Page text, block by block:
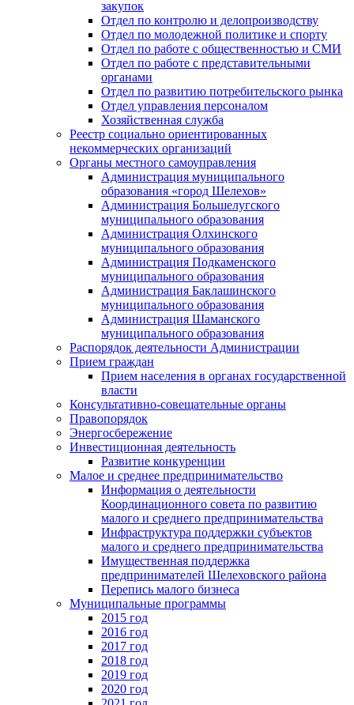
закупок
Отдел по контролю и делопроизводству
Отдел по молодежной политике и спорту
Отдел по работе с общественностью и СМИ
Отдел по работе с представительными
органами
Отдел по развитию потребительского рынка
Отдел управления персоналом
Хозяйственная служба
Реестр социально ориентированных
некоммерческих организаций
Органы местного самоуправления
Администрация муниципального
образования «город Шелехов»
Администрация Большелугского
муниципального образования
Администрация Олхинского
муниципального образования
Администрация Подкаменского
муниципального образования
Администрация Баклашинского
муниципального образования
Администрация Шаманского
муниципального образования
Распорядок деятельности Администрации
Прием граждан
Прием населения в органах государственной
власти
Консультативно-совещательные органы
Правопорядок
Энергосбережение
Инвестиционная деятельность
Развитие конкуренции
Малое и среднее предпринимательство
Информация о деятельности
Координационного совета по развитию
малого и среднего предпринимательства
Инфраструктура поддержки субъектов
малого и среднего предпринимательства
Имущественная поддержка
предпринимателей Шелеховского района
Перепись малого бизнеса
Муниципальные программы
2015 год
2016 год
2017 год
2018 год
2019 год
2020 год